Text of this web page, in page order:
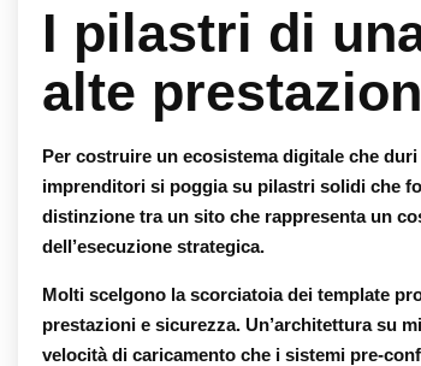
I pilastri di
alte
Per costruire un ecosistema digitale che
imprenditori si poggia su pilastri solidi che
distinzione tra un sito che rappresenta un
dell’esecuzione strategica.
Molti scelgono la scorciatoia dei template
prestazioni e sicurezza. Un’architettura su
velocità di caricamento che i sistemi pre-